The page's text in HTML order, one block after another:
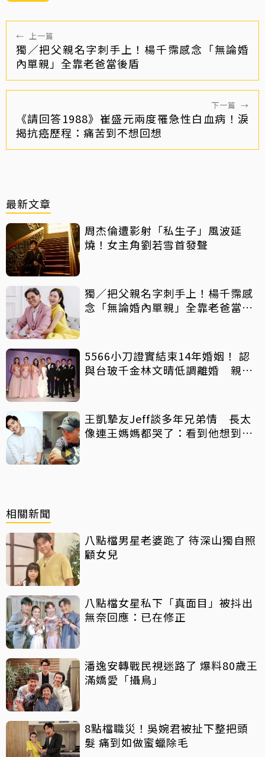
← 上一篇
獨／把父親名字刺手上！楊千霈感念「無論婚
內單親」全靠老爸當後盾
下一篇 →
《請回答1988》崔盛元兩度罹急性白血病！淚
揭抗癌歷程：痛苦到不想回想
最新文章
周杰倫遭影射「私生子」風波延
燒！女主角劉若雪首發聲
獨／把父親名字刺手上！楊千霈感
念「無論婚內單親」全靠老爸當後
5566小刀證實結束14年婚姻！ 認
與台玻千金林文晴低調離婚 親發
王凱摯友Jeff談多年兄弟情 長太
像連王媽媽都哭了：看到他想到兒
相關新聞
八點檔男星老婆跑了 待深山獨自照
顧女兒
八點檔女星私下「真面目」被抖出
無奈回應：已在修正
潘逸安轉戰民視迷路了 爆料80歲王
滿嬌愛「攝鳥」
8點檔職災！吳婉君被扯下整把頭
髮 痛到如做蜜蠟除毛